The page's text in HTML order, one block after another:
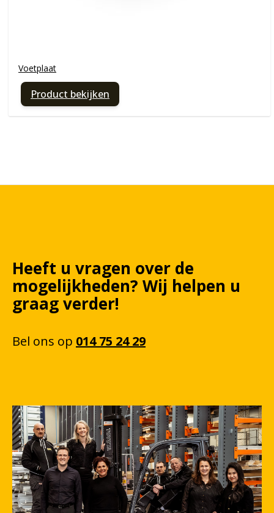
Voetplaat
Product bekijken
Heeft u vragen over de
mogelijkheden? Wij helpen u
graag verder!
Bel ons op 014 75 24 29